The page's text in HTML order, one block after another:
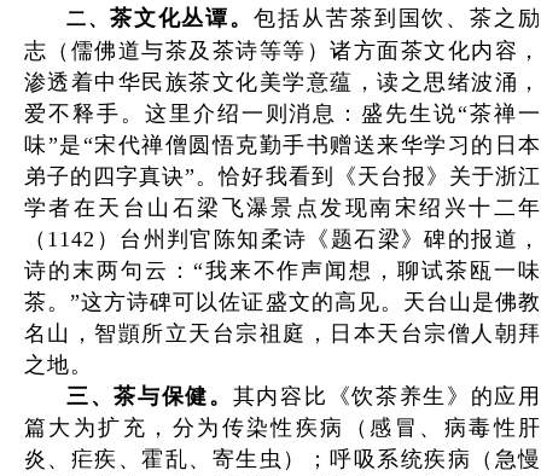
二、 茶文化丛谭。包括从苦茶到国饮、茶之励
志（儒佛道与茶及茶诗等等）诸方面茶文化内容，
渗透着中华民族茶文化美学意蕴，读之思绪波涌，
爱不释手。这里介绍一则消息：盛先生说“茶禅一
味”是“宋代禅僧圆悟克勤手书赠送来华学习的日本
弟子的四字真诀”。恰好我看到《天台报》关于浙江
学者在天台山石梁飞瀑景点发现南宋绍兴十二年
（1142）台州判官陈知柔诗《题石梁》碑的报道，
诗的末两句云：“我来不作声闻想，聊试茶瓯一味
茶。”这方诗碑可以佐证盛文的高见。天台山是佛教
名山，智顗所立天台宗祖庭，日本天台宗僧人朝拜
之地。
三、茶与保健。 其内容比《饮茶养生》的应用
篇大为扩充，分为传染性疾病（感冒、病毒性肝
炎、疟疾、霍乱、寄生虫）；呼吸系统疾病（急慢